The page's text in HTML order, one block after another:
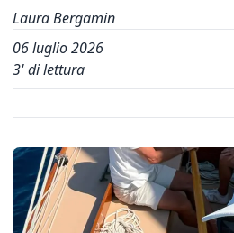
Laura Bergamin
06 luglio 2026
3' di lettura